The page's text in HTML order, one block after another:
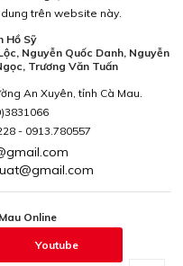
trên website này.
Hồ Sỹ
Nguyễn Quốc Danh, Nguyễn
Trương Văn Tuấn
An Xuyên, tỉnh Cà Mau.
- 0913.780557
Online
Youtube